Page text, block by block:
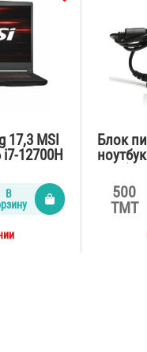
17,3 MSI
12700H
black
В
Блок
500
TMT